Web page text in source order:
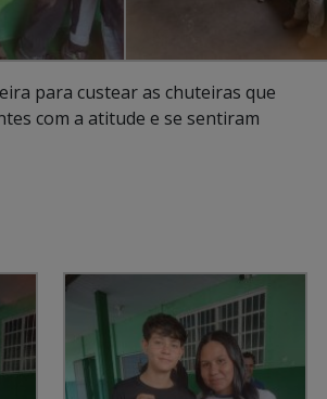
para custear as chuteiras que
com a atitude e se sentiram